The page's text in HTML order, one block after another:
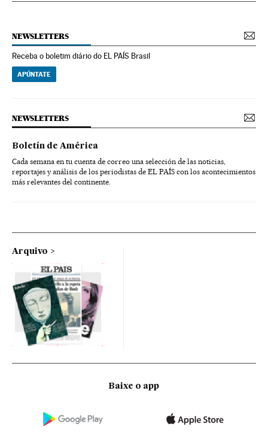
NEWSLETTERS
Receba o boletim diário do EL PAÍS Brasil
APÚNTATE
NEWSLETTERS
Boletín de América
Cada semana en tu cuenta de correo una selección de las noticias,
reportajes y análisis de los periodistas de EL PAÍS con los acontecimientos
más relevantes del continente.
Arquivo
Baixe o app